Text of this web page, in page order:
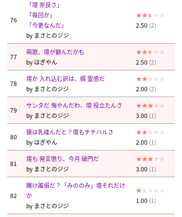
76
「壇 奈良さ」
「毎回か」
「今更なんだ」
by まさとのジジ
2.50 (2)
77
萌歌、壇が僻んだかも
by はぎやん 2.50 (2)
78
壇か 入れ込む訳は、婿 霊感だ
by まさとのジジ 2.00 (2)
79
サンタだ 悔やんだわ、壇 役立たんさ
by まさとのジジ 3.00 (1)
80
猿は乳揉んだと？壇もチチハルさ
by はぎやん 2.00 (1)
81
壇も 発言懲り、今月 破門だ
by まさとのジジ 3.00 (1)
82
賭け誰損だ？「みののみ」壇それだけ
か
by まさとのジジ
1.00 (1)